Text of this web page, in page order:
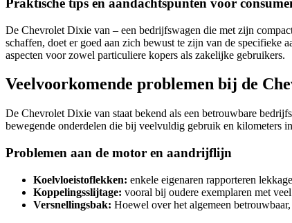
Praktische tips en aandachtspunten voor
De Chevrolet Dixie van – een bedrijfswagen die met zijn
schaffen, doet er goed aan zich bewust te zijn van de specifieke
aspecten voor zowel particuliere kopers als zakelijke gebruikers.
Veelvoorkomende problemen bij de
De Chevrolet Dixie van staat bekend als een betrouwbare
bewegende onderdelen die bij veelvuldig gebruik en kilometers
Problemen aan de motor en aandrijflijn
Koelvloeistoflekken: enkele eigenaren rapporteren
Koppelingsslijtage: vooral bij oudere exemplaren met
Versnellingsbak: Hoewel over het algemeen